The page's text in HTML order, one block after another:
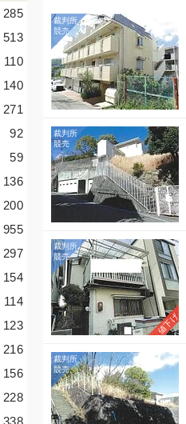
値下げ
285
513
110
140
271
92
59
136
200
955
297
154
114
123
216
156
228
338